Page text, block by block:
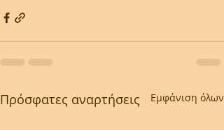
Πρόσφατες αναρτήσεις Εμφάνιση όλων